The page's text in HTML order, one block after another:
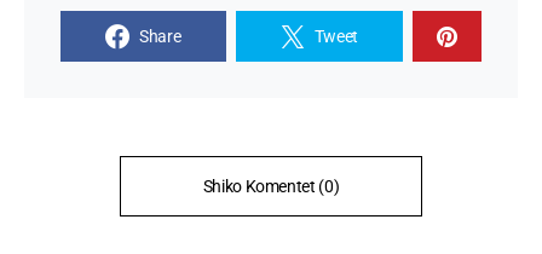
Share Tweet
Shiko Komentet (0)